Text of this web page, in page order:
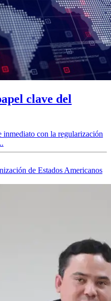
clave del
con la regularización
de Estados Americanos